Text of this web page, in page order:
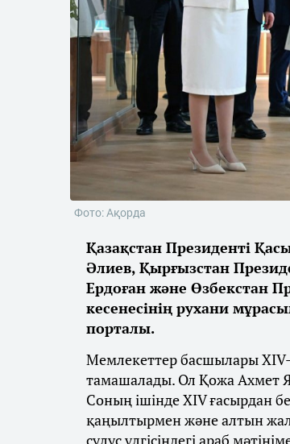
Фото: Ақорда
Қазақстан Президенті
Әлиев, Қырғызстан
Ердоған және Өзбекстан
кесенесінің рухани
порталы.
Мемлекеттер басшылары
тамашалады. Ол Қожа Ахмет
Соның ішінде XIV ғасырдан
қаңылтырмен және алтын